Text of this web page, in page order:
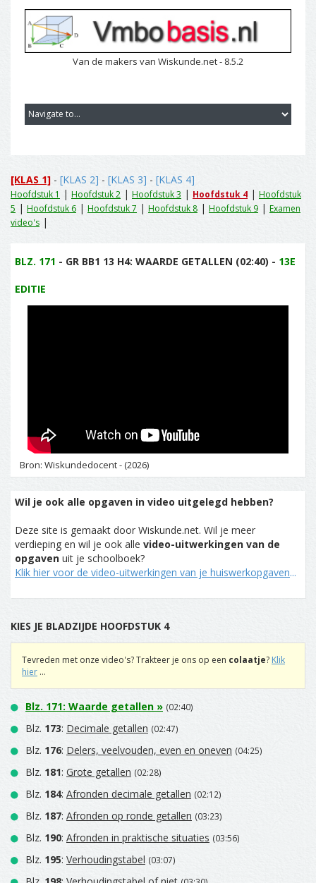
Van de makers van Wiskunde.net - 8.5.2
[KLAS 1] - [KLAS 2] - [KLAS 3] - [KLAS 4]
Hoofdstuk 1 | Hoofdstuk 2 | Hoofdstuk 3 | Hoofdstuk 4 | Hoofdstuk
5 | Hoofdstuk 6 | Hoofdstuk 7 | Hoofdstuk 8 | Hoofdstuk 9 | Examen
video's |
BLZ. 171 - GR BB1 13 H4: WAARDE GETALLEN (02:40) - 13E
EDITIE
Bron: Wiskundedocent - (2026)
Wil je ook alle opgaven in video uitgelegd hebben?
Deze site is gemaakt door Wiskunde.net. Wil je meer
verdieping en wil je ook alle video-uitwerkingen van de
opgaven uit je schoolboek?
Klik hier voor de video-uitwerkingen van je huiswerkopgaven...
KIES JE BLADZIJDE HOOFDSTUK 4
Tevreden met onze video's? Trakteer je ons op een colaatje? Klik
hier ...
Blz. 171: Waarde getallen » (02:40)
Blz. 173: Decimale getallen (02:47)
Blz. 176: Delers, veelvouden, even en oneven (04:25)
Blz. 181: Grote getallen (02:28)
Blz. 184: Afronden decimale getallen (02:12)
Blz. 187: Afronden op ronde getallen (03:23)
Blz. 190: Afronden in praktische situaties (03:56)
Blz. 195: Verhoudingstabel (03:07)